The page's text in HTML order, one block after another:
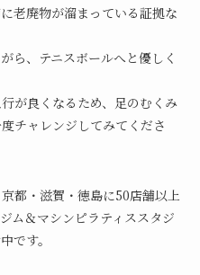
老廃物が溜まっている証拠な
ら、テニスボールへと優しく
が良くなるため、足のむくみ
チャレンジしてみてくださ
都・滋賀・徳島に50店舗以上
ム＆マシンピラティススタジ
です。